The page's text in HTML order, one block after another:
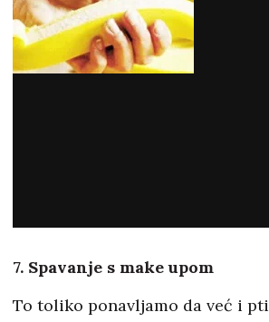
7. Spavanje s make upom
To toliko ponavljamo da već i